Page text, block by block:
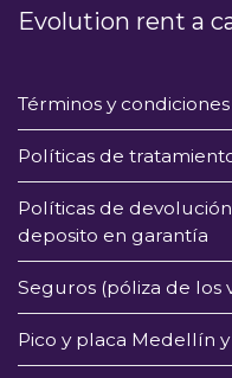
Evolution rent a
Términos y
Políticas de
Políticas de
deposito en garantía
Seguros (póliza de los
Pico y placa Medellín